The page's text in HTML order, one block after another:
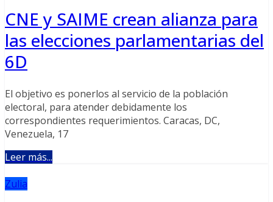
CNE y SAIME crean alianza para
las elecciones parlamentarias del
6D
El objetivo es ponerlos al servicio de la población
electoral, para atender debidamente los
correspondientes requerimientos. Caracas, DC,
Venezuela, 17
Leer más...
Zulia